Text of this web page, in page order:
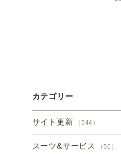
カテゴリー
サイト更新 （544）
スーツ&サービス （50）